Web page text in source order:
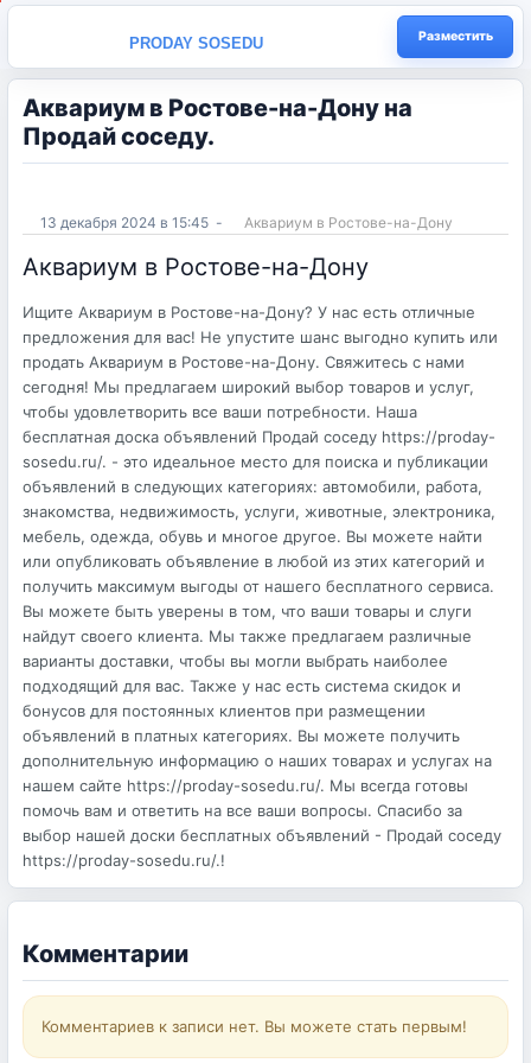
PRODAY SOSEDU Разместить
Аквариум в Ростове-на-Дону на
Продай соседу.
13 декабря 2024 в 15:45 - Аквариум в Ростове-на-Дону
Аквариум в Ростове-на-Дону
Ищите Аквариум в Ростове-на-Дону? У нас есть отличные
предложения для вас! Не упустите шанс выгодно купить или
продать Аквариум в Ростове-на-Дону. Свяжитесь с нами
сегодня! Мы предлагаем широкий выбор товаров и услуг,
чтобы удовлетворить все ваши потребности. Наша
бесплатная доска объявлений Продай соседу https://proday-
sosedu.ru/. - это идеальное место для поиска и публикации
объявлений в следующих категориях: автомобили, работа,
знакомства, недвижимость, услуги, животные, электроника,
мебель, одежда, обувь и многое другое. Вы можете найти
или опубликовать объявление в любой из этих категорий и
получить максимум выгоды от нашего бесплатного сервиса.
Вы можете быть уверены в том, что ваши товары и слуги
найдут своего клиента. Мы также предлагаем различные
варианты доставки, чтобы вы могли выбрать наиболее
подходящий для вас. Также у нас есть система скидок и
бонусов для постоянных клиентов при размещении
объявлений в платных категориях. Вы можете получить
дополнительную информацию о наших товарах и услугах на
нашем сайте https://proday-sosedu.ru/. Мы всегда готовы
помочь вам и ответить на все ваши вопросы. Спасибо за
выбор нашей доски бесплатных объявлений - Продай соседу
https://proday-sosedu.ru/.!
Комментарии
Комментариев к записи нет. Вы можете стать первым!